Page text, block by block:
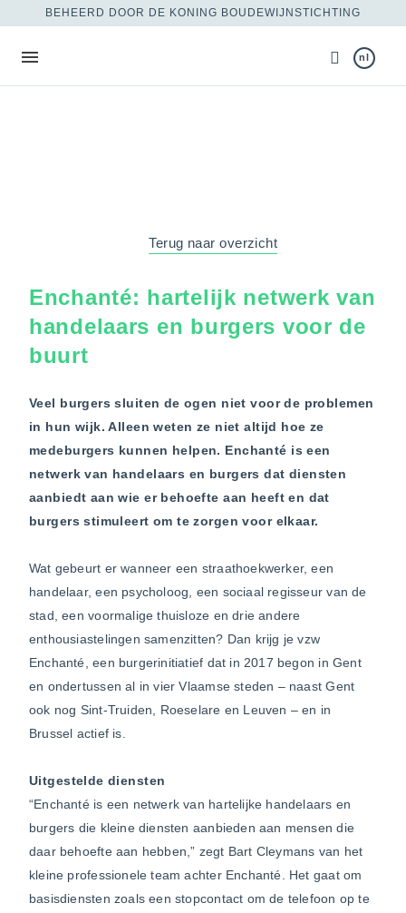
BEHEERD DOOR DE KONING BOUDEWIJNSTICHTING
nl
Terug naar overzicht
Enchanté: hartelijk netwerk van
handelaars en burgers voor de
buurt
Veel burgers sluiten de ogen niet voor de problemen
in hun wijk. Alleen weten ze niet altijd hoe ze
medeburgers kunnen helpen. Enchanté is een
netwerk van handelaars en burgers dat diensten
aanbiedt aan wie er behoefte aan heeft en dat
burgers stimuleert om te zorgen voor elkaar.
Wat gebeurt er wanneer een straathoekwerker, een
handelaar, een psycholoog, een sociaal regisseur van de
stad, een voormalige thuisloze en drie andere
enthousiastelingen samenzitten? Dan krijg je vzw
Enchanté, een burgerinitiatief dat in 2017 begon in Gent
en ondertussen al in vier Vlaamse steden – naast Gent
ook nog Sint-Truiden, Roeselare en Leuven – en in
Brussel actief is.
Uitgestelde diensten
“Enchanté is een netwerk van hartelijke handelaars en
burgers die kleine diensten aanbieden aan mensen die
daar behoefte aan hebben,” zegt Bart Cleymans van het
kleine professionele team achter Enchanté. Het gaat om
basisdiensten zoals een stopcontact om de telefoon op te